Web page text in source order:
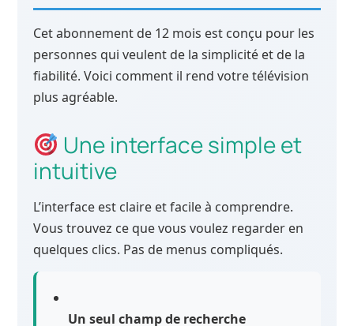
Cet abonnement de 12 mois est conçu pour les
personnes qui veulent de la simplicité et de la
fiabilité. Voici comment il rend votre télévision
plus agréable.
Une interface simple et
intuitive
L’interface est claire et facile à comprendre.
Vous trouvez ce que vous voulez regarder en
quelques clics. Pas de menus compliqués.
Un seul champ de recherche